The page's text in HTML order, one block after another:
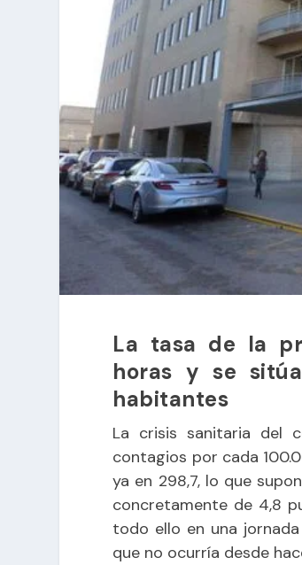
La tasa de la
horas y se
habitantes
La crisis sanitaria del
contagios por cada
ya en 298,7, lo que
concretamente de 4,8
todo ello en una
que no ocurría desde